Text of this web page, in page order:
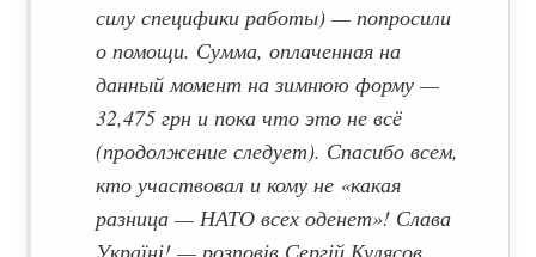
силу специфики работы) — попросили
о помощи. Сумма, оплаченная на
данный момент на зимнюю форму —
32,475 грн и пока что это не всё
(продолжение следует). Спасибо всем,
кто участвовал и кому не «какая
разница — НАТО всех оденет»! Слава
Україні! — розповів Сергій Кулясов.